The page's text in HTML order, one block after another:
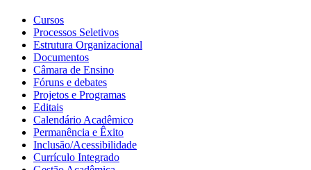
Cursos
Processos Seletivos
Estrutura Organizacional
Documentos
Câmara de Ensino
Fóruns e debates
Projetos e Programas
Editais
Calendário Acadêmico
Permanência e Êxito
Inclusão/Acessibilidade
Currículo Integrado